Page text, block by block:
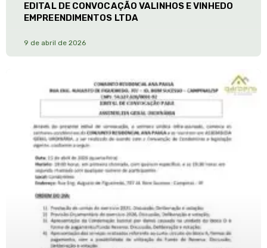
EDITAL DE CONVOCAÇÃO VALINHOS E VINHEDO
EMPREENDIMENTOS LTDA
9 de abril de 2026